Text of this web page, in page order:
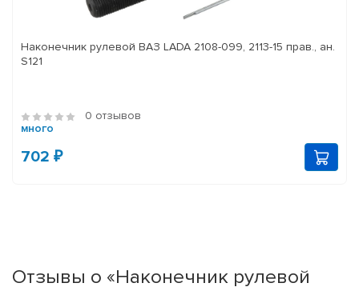
Наконечник рулевой ВАЗ LADA 2108-099, 2113-15 прав., ан.
S121
0 отзывов
много
702 ₽
Отзывы о «Наконечник рулевой